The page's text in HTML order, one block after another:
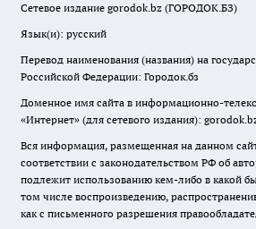
Сетевое издание gorodok.bz (ГОРОДОК.БЗ)
Язык(и): русский
Перевод наименования (названия) на
Российской Федерации: Городок.бз
Доменное имя сайта в информационно-
«Интернет» (для сетевого издания):
Вся информация, размещенная на данном
соответствии с законодательством РФ об
подлежит использованию кем-либо в какой
том числе воспроизведению,
как с письменного разрешения